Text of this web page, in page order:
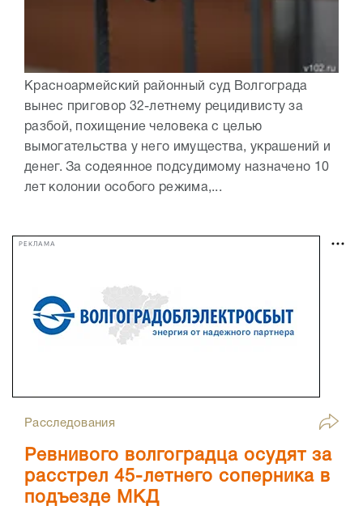
Красноармейский районный суд Волгограда
вынес приговор 32-летнему рецидивисту за
разбой, похищение человека с целью
вымогательства у него имущества, украшений и
денег. За содеянное подсудимому назначено 10
лет колонии особого режима,...
РЕКЛАМА
Расследования
Ревнивого волгоградца осудят за
расстрел 45-летнего соперника в
подъезде МКД